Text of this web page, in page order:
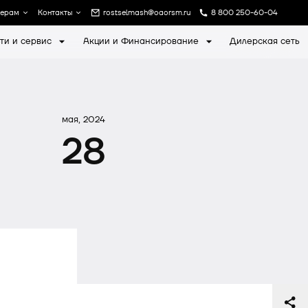
Контакты rostselmash@oaorsm.ru 8 800 250-60-04
и сервис Акции и Финансирование Дилерская сеть
мая, 2024
28